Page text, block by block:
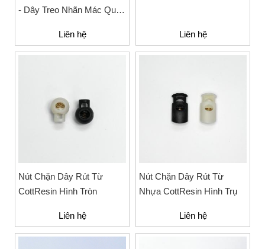
- Dây Treo Nhãn Mác Quần
Liên hệ Liên hệ
Nút Chặn Dây Rút Từ
CottResin Hình Tròn
Liên hệ
Nút Chặn Dây Rút Từ
Nhựa CottResin Hình Trụ
Liên hệ